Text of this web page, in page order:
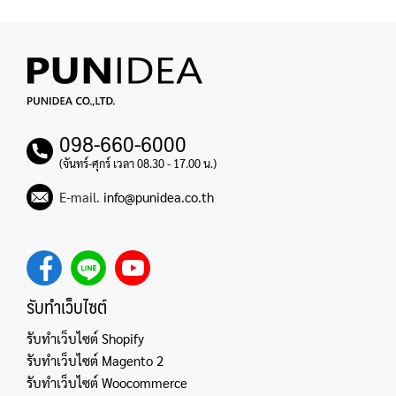
098-660-6000
(จันทร์-ศุกร์ เวลา 08.30 - 17.00 น.)
E-mail. info@punidea.co.th
รับทำเว็บไซต์
รับทำเว็บไซต์ Shopify
รับทำเว็บไซต์ Magento 2
รับทำเว็บไซต์ Woocommerce